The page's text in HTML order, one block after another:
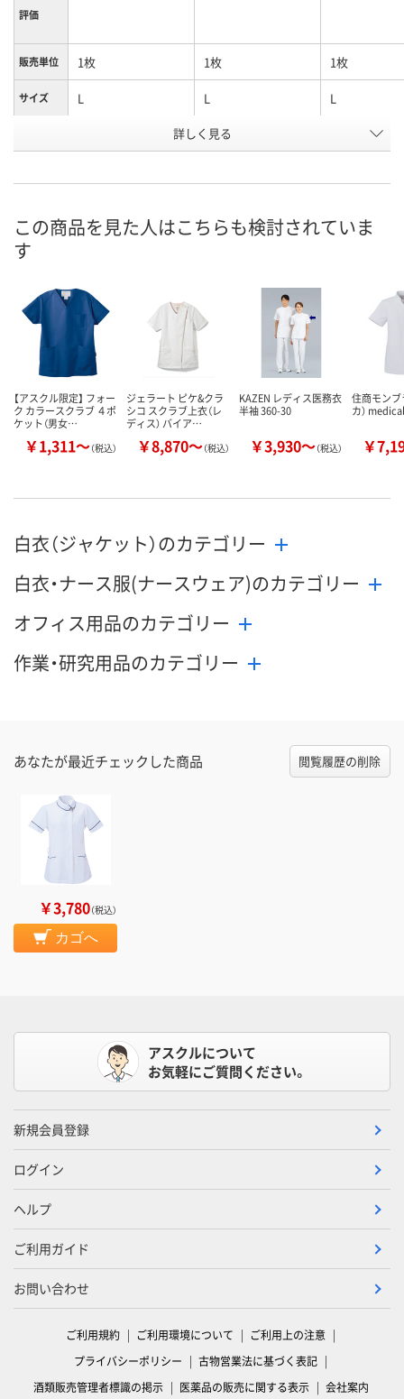
評価
販売単位 1枚 1枚 1枚
サイズ L L L
ダークネイビー
号
お届け日
数量
カゴへ カゴへ
詳しく見る
この商品を見た人はこちらも検討されていま
す
【アスクル限定】 フォー
ク カラースクラブ ４ポ
ケット（男女…
￥1,311～（税込）
ジェラート ピケ&クラ
シコ スクラブ上衣（レ
ディス） バイア…
￥8,870～（税込）
KAZEN レディス医務衣
半袖 360-30
￥3,930～（税込）
住商モンブ
カ）
￥
白衣（ジャケット）のカテゴリー
白衣・ナース服(ナースウェア)のカテゴリー
オフィス用品のカテゴリー
作業・研究用品のカテゴリー
あなたが最近チェックした商品 閲覧履歴の削除
￥3,780（税込）
カゴへ
アスクルについて
お気軽にご質問ください。
新規会員登録
ログイン
ヘルプ
ご利用ガイド
お問い合わせ
ご利用規約 ご利用環境について
ご利用上の注意
プライバシーポリシー
古物営業法に基づく表記
酒類販売管理者標識の掲示
医薬品の販売に関する表示 会社案内